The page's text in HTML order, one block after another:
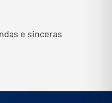
e sinceras